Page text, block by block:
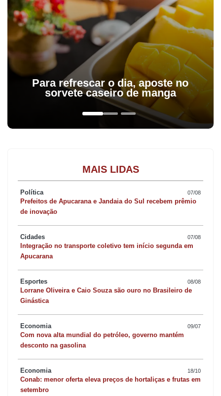
Para refrescar o dia, aposte no
sorvete caseiro de manga
MAIS LIDAS
Política 07/08
Prefeitos de Apucarana e Jandaia do Sul recebem prêmio
de inovação
Cidades 07/08
Integração no transporte coletivo tem início segunda em
Apucarana
Esportes 08/08
Lorrane Oliveira e Caio Souza são ouro no Brasileiro de
Ginástica
Economia 09/07
Com nova alta mundial do petróleo, governo mantém
desconto na gasolina
Economia 18/10
Conab: menor oferta eleva preços de hortaliças e frutas em
setembro